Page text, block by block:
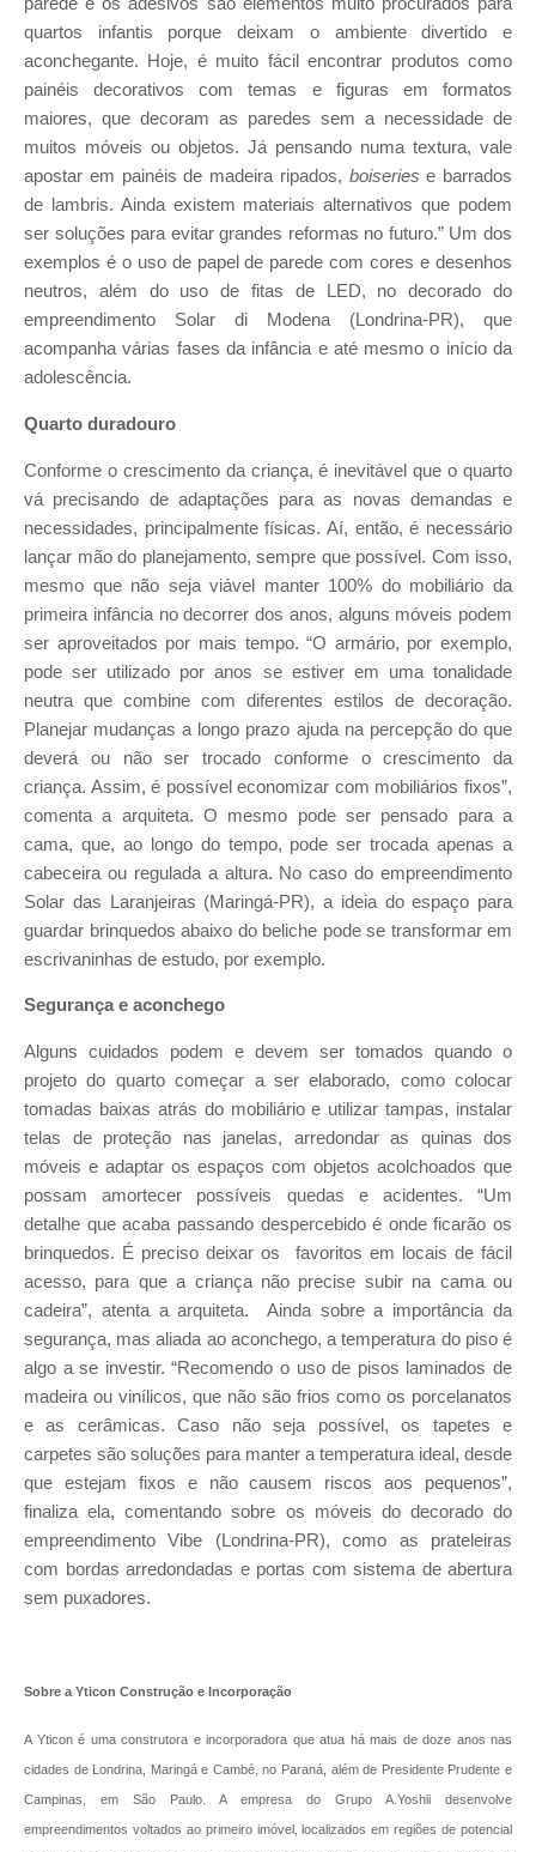
parede e os adesivos são elementos muito procurados para
quartos infantis porque deixam o ambiente divertido e
aconchegante. Hoje, é muito fácil encontrar produtos como
painéis decorativos com temas e figuras em formatos
maiores, que decoram as paredes sem a necessidade de
muitos móveis ou objetos. Já pensando numa textura, vale
apostar em painéis de madeira ripados, boiseries e barrados
de lambris. Ainda existem materiais alternativos que podem
ser soluções para evitar grandes reformas no futuro.” Um dos
exemplos é o uso de papel de parede com cores e desenhos
neutros, além do uso de fitas de LED, no decorado do
empreendimento Solar di Modena (Londrina-PR), que
acompanha várias fases da infância e até mesmo o início da
adolescência.
Quarto duradouro
Conforme o crescimento da criança, é inevitável que o quarto
vá precisando de adaptações para as novas demandas e
necessidades, principalmente físicas. Aí, então, é necessário
lançar mão do planejamento, sempre que possível. Com isso,
mesmo que não seja viável manter 100% do mobiliário da
primeira infância no decorrer dos anos, alguns móveis podem
ser aproveitados por mais tempo. “O armário, por exemplo,
pode ser utilizado por anos se estiver em uma tonalidade
neutra que combine com diferentes estilos de decoração.
Planejar mudanças a longo prazo ajuda na percepção do que
deverá ou não ser trocado conforme o crescimento da
criança. Assim, é possível economizar com mobiliários fixos”,
comenta a arquiteta. O mesmo pode ser pensado para a
cama, que, ao longo do tempo, pode ser trocada apenas a
cabeceira ou regulada a altura. No caso do empreendimento
Solar das Laranjeiras (Maringá-PR), a ideia do espaço para
guardar brinquedos abaixo do beliche pode se transformar em
escrivaninhas de estudo, por exemplo.
Segurança e aconchego
Alguns cuidados podem e devem ser tomados quando o
projeto do quarto começar a ser elaborado, como colocar
tomadas baixas atrás do mobiliário e utilizar tampas, instalar
telas de proteção nas janelas, arredondar as quinas dos
móveis e adaptar os espaços com objetos acolchoados que
possam amortecer possíveis quedas e acidentes. “Um
detalhe que acaba passando despercebido é onde ficarão os
brinquedos. É preciso deixar os favoritos em locais de fácil
acesso, para que a criança não precise subir na cama ou
cadeira”, atenta a arquiteta. Ainda sobre a importância da
segurança, mas aliada ao aconchego, a temperatura do piso é
algo a se investir. “Recomendo o uso de pisos laminados de
madeira ou vinílicos, que não são frios como os porcelanatos
e as cerâmicas. Caso não seja possível, os tapetes e
carpetes são soluções para manter a temperatura ideal, desde
que estejam fixos e não causem riscos aos pequenos”,
finaliza ela, comentando sobre os móveis do decorado do
empreendimento Vibe (Londrina-PR), como as prateleiras
com bordas arredondadas e portas com sistema de abertura
sem puxadores.
Sobre a Yticon Construção e Incorporação
A Yticon é uma construtora e incorporadora que atua há mais de doze anos nas
cidades de Londrina, Maringá e Cambé, no Paraná, além de Presidente Prudente e
Campinas, em São Paulo. A empresa do Grupo A.Yoshii desenvolve
empreendimentos voltados ao primeiro imóvel, localizados em regiões de potencial